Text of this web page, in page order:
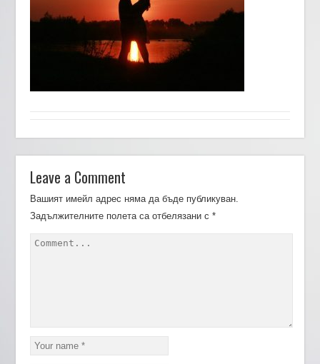
Leave a Comment
Вашият имейл адрес няма да бъде публикуван.
Задължителните полета са отбелязани с*